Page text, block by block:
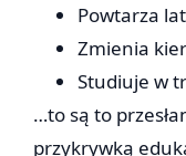
Powtarza
Zmienia
Studiuje w
…to są to
przykrywką